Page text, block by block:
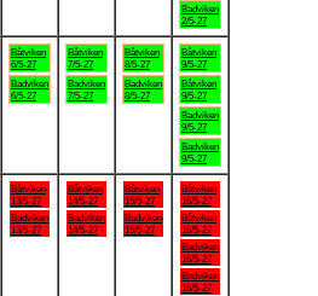
Badviken
2/5-27
Båtviken
6/5-27
Badviken
6/5-27
Båtviken
7/5-27
Badviken
7/5-27
Båtviken
8/5-27
Badviken
8/5-27
Båtviken
9/5-27
Båtviken
9/5-27
Badviken
9/5-27
Badviken
9/5-27
Båtviken
13/5-27
Badviken
13/5-27
Båtviken
14/5-27
Badviken
14/5-27
Båtviken
15/5-27
Badviken
15/5-27
Båtviken
16/5-27
Båtviken
16/5-27
Badviken
16/5-27
Badviken
16/5-27